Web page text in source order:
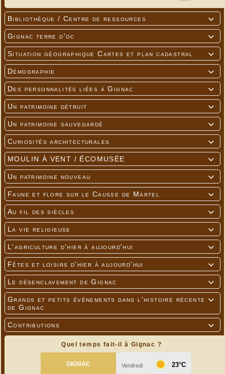

Bibliothèque / Centre de ressources

Gignac terre d'oc

Situation géographique Cartes et plan cadastral

Démographie

Des personnalités liées à Gignac

Un patrimoine détruit

Un patrimoine sauvegardé

Curiosités architecturales

MOULIN À VENT / ÉCOMUSÉE

Un patrimoine nouveau

Faune et flore sur le Causse de Martel

Au fil des siècles

La vie religieuse

L'agriculture d'hier à aujourd'hui

Fêtes et loisirs d'hier à aujourd'hui

Le désenclavement de Gignac

Grands et petits événements dans l'histoire récente
de Gignac

Contributions
Quel temps fait-il à Gignac ?